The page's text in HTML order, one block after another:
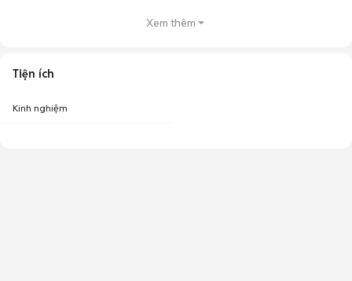
Xem thêm
Tiện ích
Kinh nghiệm